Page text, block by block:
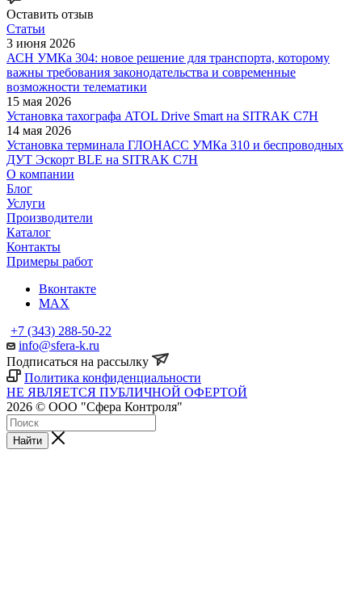
Оставить отзыв
Статьи
3 июня 2026
АСН УМКа 304: новое решение для транспорта, которому
важны требования законодательства и современные
возможности телематики
15 мая 2026
Установка тахографа ATOL Drive Smart на SITRAK C7H
14 мая 2026
Установка терминала ГЛОНАСС УМКа 310 и беспроводных
ДУТ Эскорт BLE на SITRAK C7H
О компании
Блог
Услуги
Производители
Каталог
Контакты
Примеры работ
Вконтакте
MAX
+7 (343) 288-50-22
info@sfera-k.ru
Подписаться на рассылку
Политика конфиденциальности
НЕ ЯВЛЯЕТСЯ ПУБЛИЧНОЙ ОФЕРТОЙ
2026 © ООО "Сфера Контроля"
Найти